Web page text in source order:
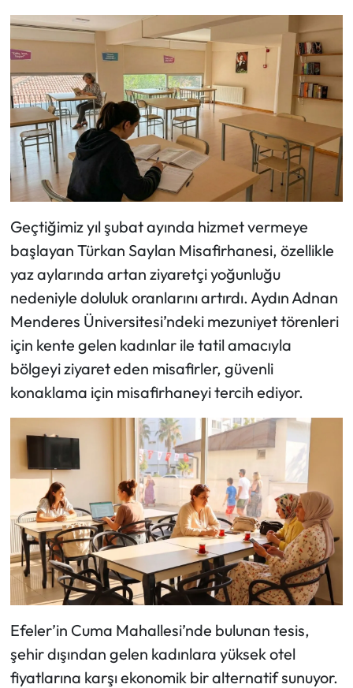
Geçtiğimiz yıl şubat ayında hizmet vermeye
başlayan Türkan Saylan Misafirhanesi, özellikle
yaz aylarında artan ziyaretçi yoğunluğu
nedeniyle doluluk oranlarını artırdı. Aydın Adnan
Menderes Üniversitesi’ndeki mezuniyet törenleri
için kente gelen kadınlar ile tatil amacıyla
bölgeyi ziyaret eden misafirler, güvenli
konaklama için misafirhaneyi tercih ediyor.
Efeler’in Cuma Mahallesi’nde bulunan tesis,
şehir dışından gelen kadınlara yüksek otel
fiyatlarına karşı ekonomik bir alternatif sunuyor.